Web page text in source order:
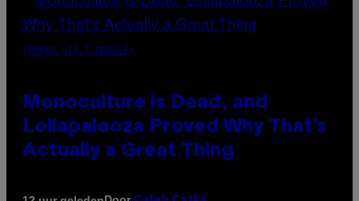
(PHOTO VIA T-MOBILE)
Monoculture is Dead, and
Lollapalooza Proved Why That’s
Actually a Great Thing